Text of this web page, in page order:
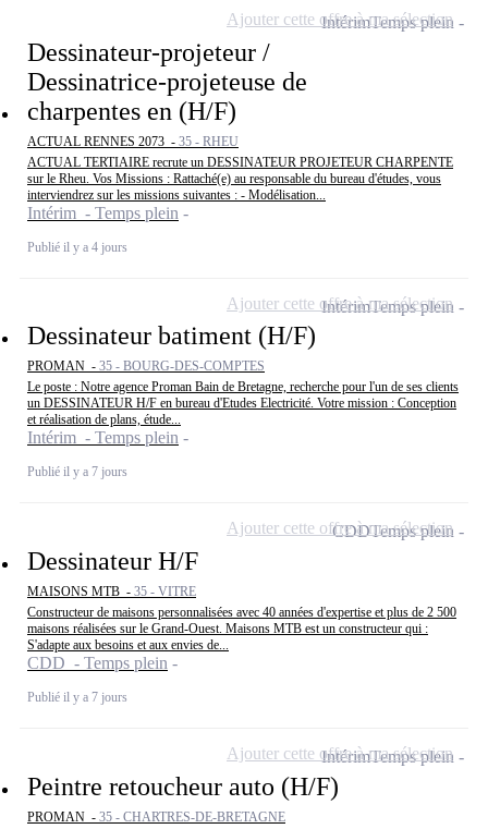
Dessinateur-projeteur /
Dessinatrice-projeteuse de
charpentes en (H/F)
ACTUAL RENNES 2073 - 35 - RHEU
ACTUAL TERTIAIRE recrute un DESSINATEUR PROJETEUR CHARPENTE
sur le Rheu. Vos Missions : Rattaché(e) au responsable du bureau d'études, vous
interviendrez sur les missions suivantes : - Modélisation...
Intérim - Temps plein
Publié il y a 4 jours
IntérimTemps plein
Ajouter cette offre à ma sélection
Dessinateur batiment (H/F)
PROMAN - 35 - BOURG-DES-COMPTES
Le poste : Notre agence Proman Bain de Bretagne, recherche pour l'un de ses clients
un DESSINATEUR H/F en bureau d'Etudes Electricité. Votre mission : Conception
et réalisation de plans, étude...
Intérim - Temps plein
Publié il y a 7 jours
IntérimTemps plein
Ajouter cette offre à ma sélection
Dessinateur H/F
MAISONS MTB - 35 - VITRE
Constructeur de maisons personnalisées avec 40 années d'expertise et plus de 2 500
maisons réalisées sur le Grand-Ouest. Maisons MTB est un constructeur qui :
S'adapte aux besoins et aux envies de...
CDD - Temps plein
Publié il y a 7 jours
CDDTemps plein
Ajouter cette offre à ma sélection
Peintre retoucheur auto (H/F)
PROMAN - 35 - CHARTRES-DE-BRETAGNE
IntérimTemps plein
Ajouter cette offre à ma sélection